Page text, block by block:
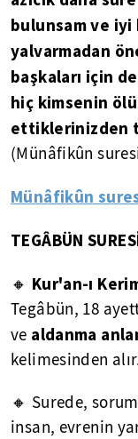
bulunsam ve
yalvarmadan
başkaları için
hiç kimsenin
ettiklerinizden
(Münâfikûn
Münâfikûn
TEGÂBÜN
🔸 Kur'an-ı
Tegâbün, 18
ve aldanma
kelimesinden
🔸 Surede,
insan, evrenin